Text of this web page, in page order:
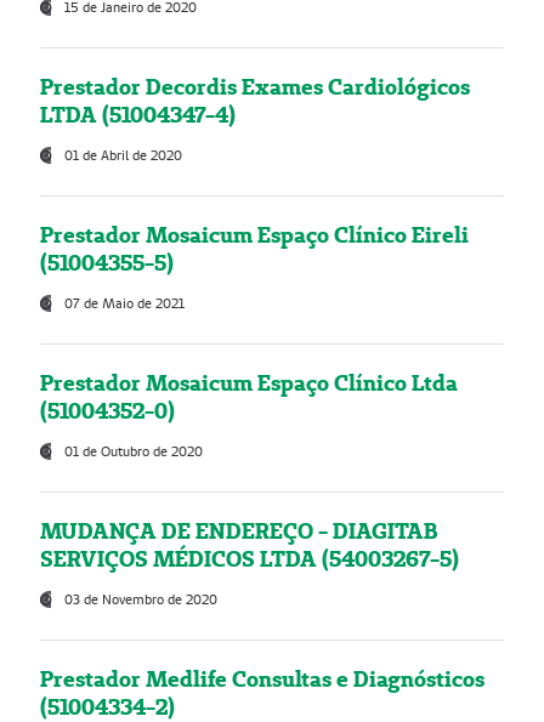
15 de Janeiro de 2020
Prestador Decordis Exames Cardiológicos
LTDA (51004347-4)
01 de Abril de 2020
Prestador Mosaicum Espaço Clínico Eireli
(51004355-5)
07 de Maio de 2021
Prestador Mosaicum Espaço Clínico Ltda
(51004352-0)
01 de Outubro de 2020
MUDANÇA DE ENDEREÇO - DIAGITAB
SERVIÇOS MÉDICOS LTDA (54003267-5)
03 de Novembro de 2020
Prestador Medlife Consultas e Diagnósticos
(51004334-2)